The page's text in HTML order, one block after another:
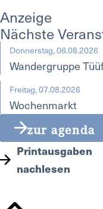
Anzeige
Nächste
Donnerstag, 06.08.2026
Wandergruppe
Freitag, 07.08.2026
Wochenmarkt
zur agenda
Printausgaben
nachlesen